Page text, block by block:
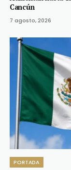
Cancún
7 agosto, 2026
PORTADA